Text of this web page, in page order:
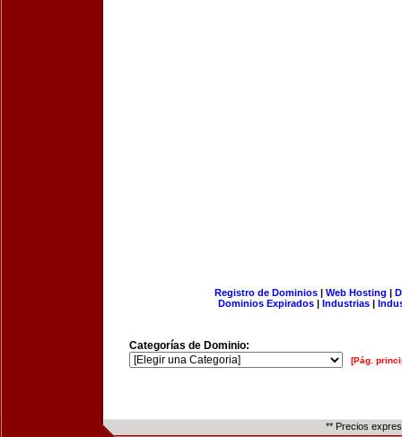
Registro de Dominios| Web Hosting |
Dominios Expirados | Industrias |
Categorías de Dominio:
[Pág.
** Precios